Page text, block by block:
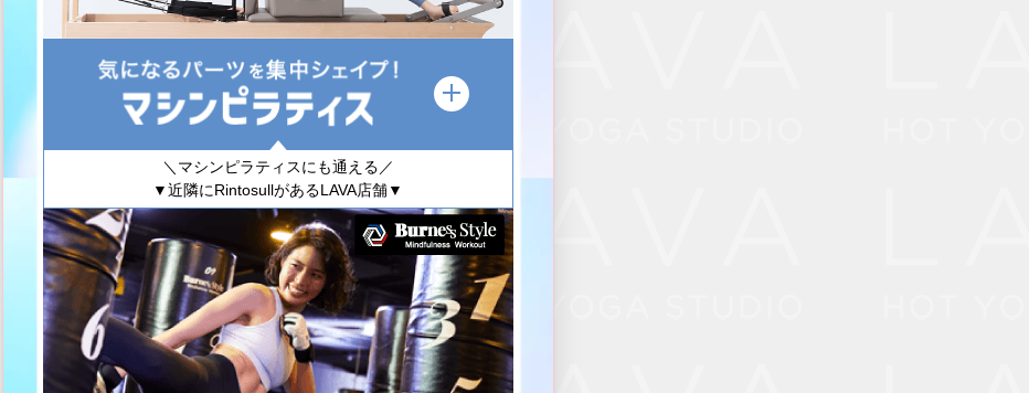
＼マシンピラティスにも通える／
▼近隣にRintosullがあるLAVA店舗▼